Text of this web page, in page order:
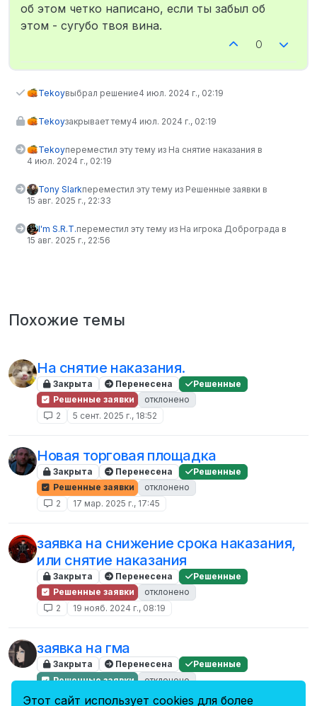
об этом четко написано, если ты забыл об
этом - сугубо твоя вина.
0
Tekoyвыбрал решение4 июл. 2024 г., 02:19
Tekoyзакрывает тему4 июл. 2024 г., 02:19
Tekoyпереместил эту тему из На снятие наказания в
4 июл. 2024 г., 02:19
Tony Slarkпереместил эту тему из Решенные заявки в
15 авг. 2025 г., 22:33
I'm S.R.T.переместил эту тему из На игрока Доброграда в
15 авг. 2025 г., 22:56
Похожие темы
На снятие наказания.
Закрыта Перенесена
Решенные
Решенные заявки
отклонено
2
5 сент. 2025 г., 18:52
Новая торговая площадка
Закрыта Перенесена
Решенные
Решенные заявки
отклонено
2
17 мар. 2025 г., 17:45
заявка на снижение срока наказания,
или снятие наказания
Закрыта Перенесена
Решенные
Решенные заявки
отклонено
2
19 нояб. 2024 г., 08:19
заявка на гма
Закрыта Перенесена
Решенные
Решенные заявки
отклонено
Этот сайт использует cookies для более